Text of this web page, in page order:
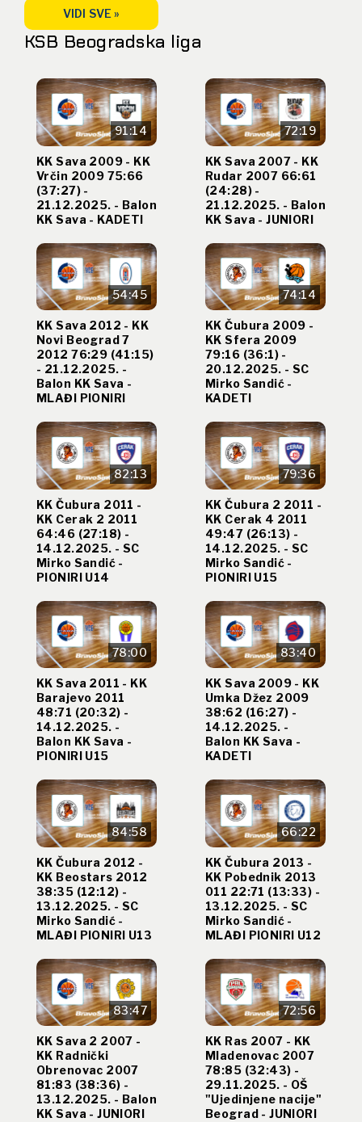
VIDI SVE »
KSB Beogradska liga
91:14
KK Sava 2009 - KK
Vrčin 2009 75:66
(37:27) -
21.12.2025. - Balon
KK Sava - KADETI
72:19
KK Sava 2007 - KK
Rudar 2007 66:61
(24:28) -
21.12.2025. - Balon
KK Sava - JUNIORI
54:45
KK Sava 2012 - KK
Novi Beograd 7
2012 76:29 (41:15)
- 21.12.2025. -
Balon KK Sava -
MLAĐI PIONIRI
74:14
KK Čubura 2009 -
KK Sfera 2009
79:16 (36:1) -
20.12.2025. - SC
Mirko Sandić -
KADETI
82:13
KK Čubura 2011 -
KK Cerak 2 2011
64:46 (27:18) -
14.12.2025. - SC
Mirko Sandić -
PIONIRI U14
79:36
KK Čubura 2 2011 -
KK Cerak 4 2011
49:47 (26:13) -
14.12.2025. - SC
Mirko Sandić -
PIONIRI U15
78:00
KK Sava 2011 - KK
Barajevo 2011
48:71 (20:32) -
14.12.2025. -
Balon KK Sava -
PIONIRI U15
83:40
KK Sava 2009 - KK
Umka Džez 2009
38:62 (16:27) -
14.12.2025. -
Balon KK Sava -
KADETI
84:58
KK Čubura 2012 -
KK Beostars 2012
38:35 (12:12) -
13.12.2025. - SC
Mirko Sandić -
MLAĐI PIONIRI U13
66:22
KK Čubura 2013 -
KK Pobednik 2013
011 22:71 (13:33) -
13.12.2025. - SC
Mirko Sandić -
MLAĐI PIONIRI U12
83:47
KK Sava 2 2007 -
KK Radnički
Obrenovac 2007
81:83 (38:36) -
13.12.2025. - Balon
KK Sava - JUNIORI
72:56
KK Ras 2007 - KK
Mladenovac 2007
78:85 (32:43) -
29.11.2025. - OŠ
"Ujedinjene nacije"
Beograd - JUNIORI